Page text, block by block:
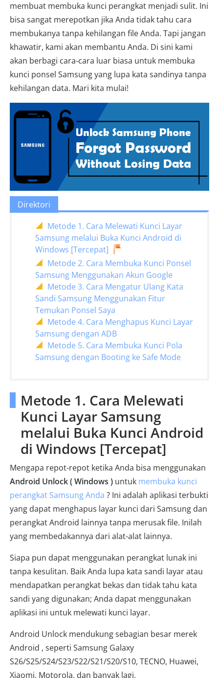
membuat membuka kunci perangkat menjadi sulit. Ini
bisa sangat merepotkan jika Anda tidak tahu cara
membukanya tanpa kehilangan file Anda. Tapi jangan
khawatir, kami akan membantu Anda. Di sini kami
akan berbagi cara-cara luar biasa untuk membuka
kunci ponsel Samsung yang lupa kata sandinya tanpa
kehilangan data. Mari kita mulai!
Direktori
Metode 1. Cara Melewati Kunci Layar
Samsung melalui Buka Kunci Android di
Windows [Tercepat]
Metode 2. Cara Membuka Kunci Ponsel
Samsung Menggunakan Akun Google
Metode 3. Cara Mengatur Ulang Kata
Sandi Samsung Menggunakan Fitur
Temukan Ponsel Saya
Metode 4. Cara Menghapus Kunci Layar
Samsung dengan ADB
Metode 5. Cara Membuka Kunci Pola
Samsung dengan Booting ke Safe Mode
Metode 1. Cara Melewati
Kunci Layar Samsung
melalui Buka Kunci Android
di Windows [Tercepat]
Mengapa repot-repot ketika Anda bisa menggunakan
Android Unlock ( Windows ) untuk membuka kunci
perangkat Samsung Anda ? Ini adalah aplikasi terbukti
yang dapat menghapus layar kunci dari Samsung dan
perangkat Android lainnya tanpa merusak file. Inilah
yang membedakannya dari alat-alat lainnya.
Siapa pun dapat menggunakan perangkat lunak ini
tanpa kesulitan. Baik Anda lupa kata sandi layar atau
mendapatkan perangkat bekas dan tidak tahu kata
sandi yang digunakan; Anda dapat menggunakan
aplikasi ini untuk melewati kunci layar.
Android Unlock mendukung sebagian besar merek
Android , seperti Samsung Galaxy
S26/S25/S24/S23/S22/S21/S20/S10, TECNO, Huawei,
Xiaomi, Motorola, dan banyak lagi.